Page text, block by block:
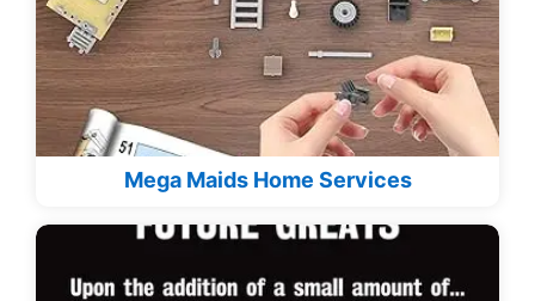
Mega Maids Home Services